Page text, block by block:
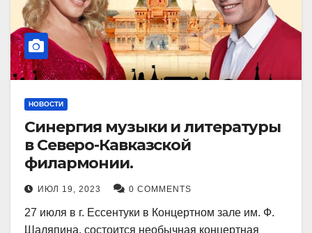
НОВОСТИ
Синергия музыки и литературы
в Северо-Кавказской
филармонии.
ИЮЛ 19, 2023 0 COMMENTS
27 июля в г. Ессентуки в Концертном зале им. Ф.
Шаляпина, состоится необычная концертная